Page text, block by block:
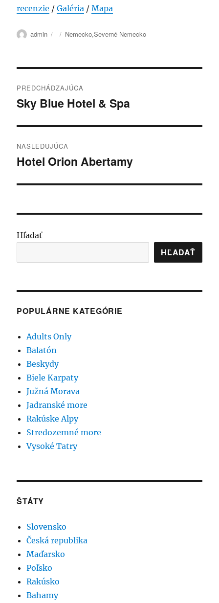
recenzie /Galéria /Mapa
Autor
admin Publikované
Kategórie
Nemecko,Severné Nemecko
v
PREDCHÁDZAJÚCA
Predchádzajúci
Sky Blue Hotel & Spa
NASLEDUJÚCA
Ďalší
Hotel Orion Abertamy
Hľadať
HĽADAŤ
POPULÁRNE KATEGÓRIE
Adults Only
Balatón
Beskydy
Biele Karpaty
Južná Morava
Jadranské more
Rakúske Alpy
Stredozemné more
Vysoké Tatry
ŠTÁTY
Slovensko
Česká republika
Maďarsko
Poľsko
Rakúsko
Bahamy